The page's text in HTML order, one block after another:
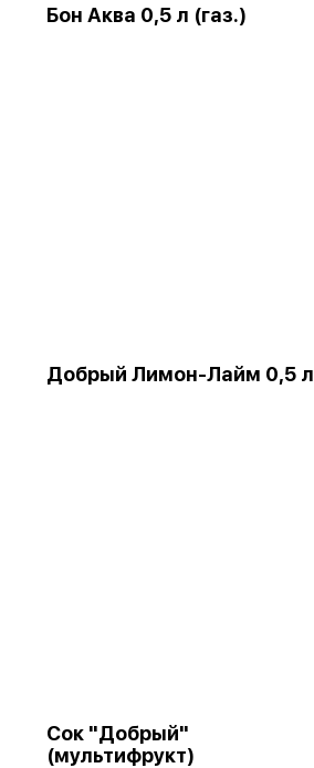
Бон Аква 0,5 л (газ.)
Добрый Лимон-Лайм 0,5 л
Сок "Добрый"
(мультифрукт)